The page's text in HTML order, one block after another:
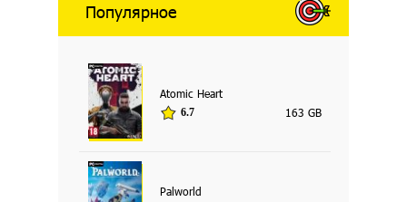
Популярное
Atomic Heart
6.7 163 GB
Palworld